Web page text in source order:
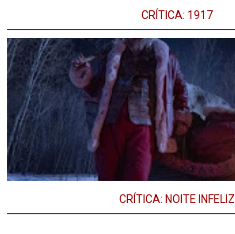
CRÍTICA: 1917
CRÍTICA: NOITE INFELIZ